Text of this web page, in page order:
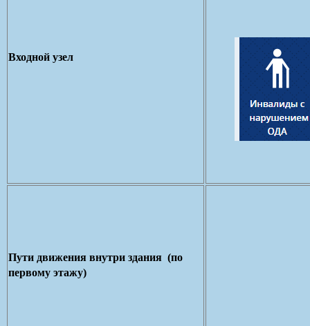
Входной узел
Пути движения внутри здания (по
первому этажу)